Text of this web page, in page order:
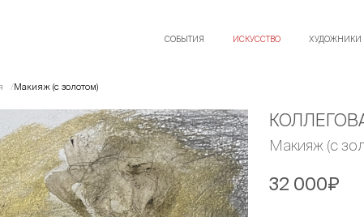
СОБЫТИЯ ИСКУССТВО ХУДОЖНИКИ
Макияж (с золотом)
Макияж (с
32 000₽